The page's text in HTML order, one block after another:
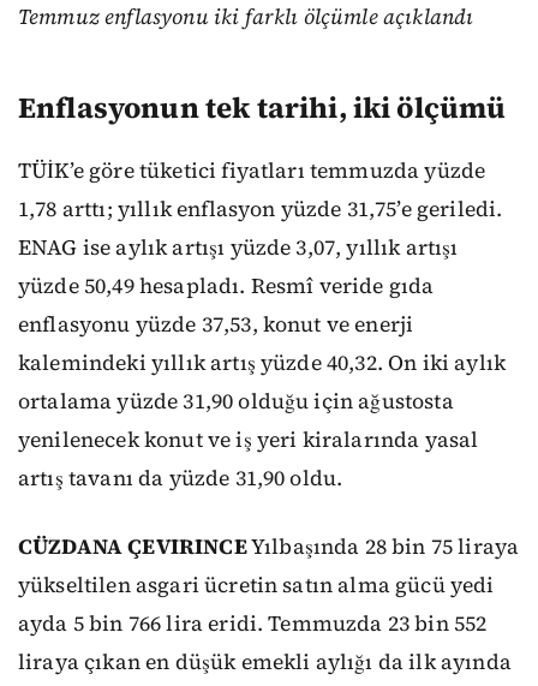
Temmuz enflasyonu iki farklı ölçümle açıklandı
Enflasyonun tek tarihi, iki ölçümü
TÜİK’e göre tüketici fiyatları temmuzda yüzde
1,78 arttı; yıllık enflasyon yüzde 31,75’e geriledi.
ENAG ise aylık artışı yüzde 3,07, yıllık artışı
yüzde 50,49 hesapladı. Resmî veride gıda
enflasyonu yüzde 37,53, konut ve enerji
kalemindeki yıllık artış yüzde 40,32. On iki aylık
ortalama yüzde 31,90 olduğu için ağustosta
yenilenecek konut ve iş yeri kiralarında yasal
artış tavanı da yüzde 31,90 oldu.
CÜZDANA ÇEVIRINCEYılbaşında 28 bin 75 liraya
yükseltilen asgari ücretin satın alma gücü yedi
ayda 5 bin 766 lira eridi. Temmuzda 23 bin 552
liraya çıkan en düşük emekli aylığı da ilk ayında